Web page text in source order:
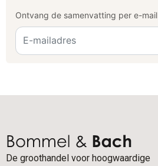
Ontvang de samenvatting per e-mail
De groothandel voor hoogwaardige